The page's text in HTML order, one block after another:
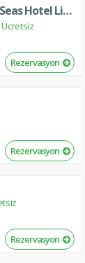
Otium Hotel Life (Seven Seas Hotel Life)
Ücretsiz
Rezervasyon
Rezervasyon
Rezervasyon